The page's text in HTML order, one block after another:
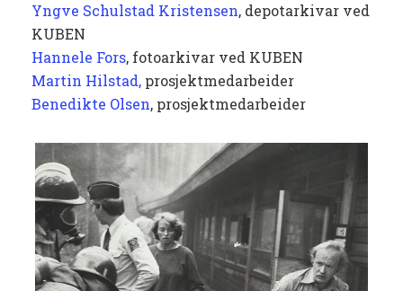
Yngve Schulstad Kristensen, depotarkivar ved
KUBEN
Hannele Fors, fotoarkivar ved KUBEN
Martin Hilstad, prosjektmedarbeider
Benedikte Olsen, prosjektmedarbeider